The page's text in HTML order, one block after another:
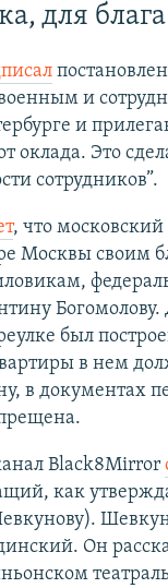
для
и
и
оклада. Это
сотрудников”.
, что
Москвы
был
в нем
в документах
Black8Mirror
как
Он